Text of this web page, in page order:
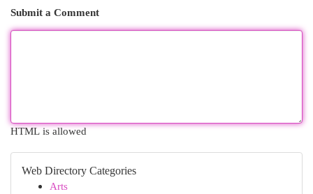
Submit a Comment
HTML is allowed
Web Directory Categories
Arts